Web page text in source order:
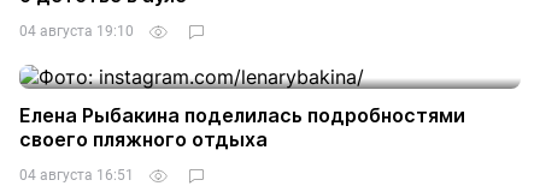
04 августа 19:10
Елена Рыбакина поделилась подробностями
своего пляжного отдыха
04 августа 16:51